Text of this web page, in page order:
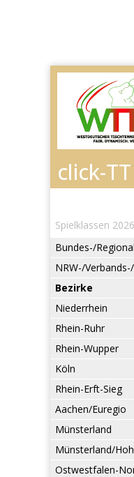
Spielklassen
Bundes-/
NRW-/
Bezirke
Niederrhein
Rhein-Ruhr
Rhein-Wupper
Köln
Rhein-Erft-Sieg
Aachen/Euregio
Münsterland
Münsterland/
Ostwestfalen-